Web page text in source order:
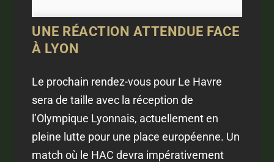
UNE RÉACTION ATTENDUE FACE
À LYON
Le prochain rendez-vous pour Le Havre
sera de taille avec la réception de
l’Olympique Lyonnais, actuellement en
pleine lutte pour une place européenne. Un
match où le HAC devra impérativement